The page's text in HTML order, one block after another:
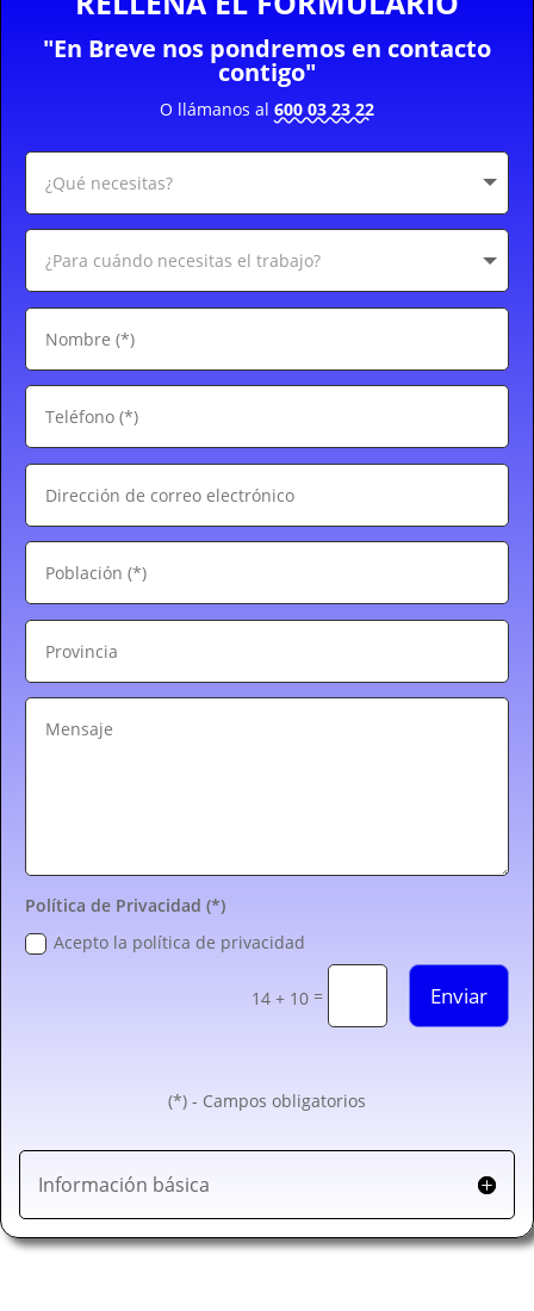
"En Breve nos pondremos en contacto
contigo"
O llámanos al 600 03 23 22
Política de Privacidad (*)
Acepto la política de privacidad
14 + 10 = Enviar
(*) - Campos obligatorios
Información básica